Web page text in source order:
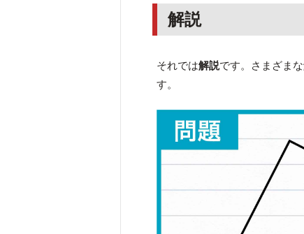
解説
それでは解説です。さまざま
す。